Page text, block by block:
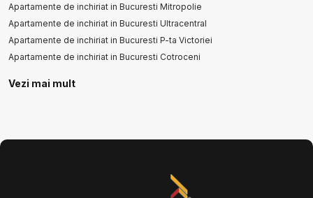
Apartamente de inchiriat in Bucuresti Mitropolie
Apartamente de inchiriat in Bucuresti Ultracentral
Apartamente de inchiriat in Bucuresti P-ta Victoriei
Apartamente de inchiriat in Bucuresti Cotroceni
Vezi mai mult